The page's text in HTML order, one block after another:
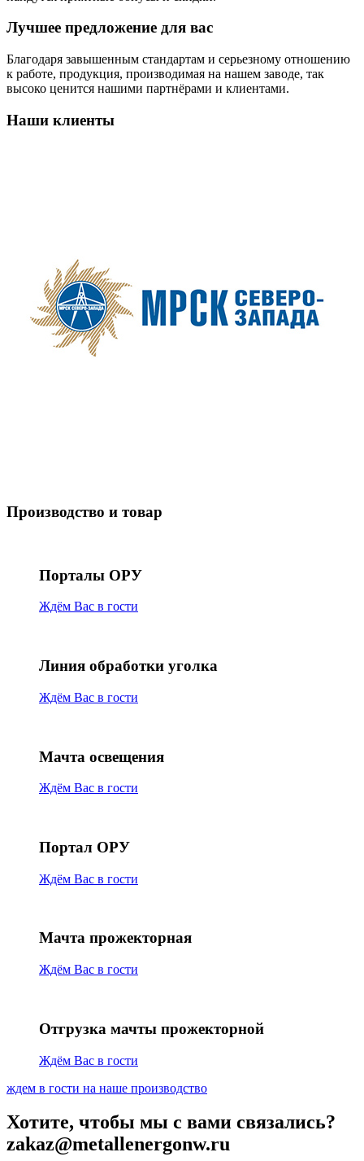
Лучшее предложение для вас
Благодаря завышенным стандартам и серьезному отношению
к работе, продукция, производимая на нашем заводе, так
высоко ценится нашими партнёрами и клиентами.
Наши клиенты
Производство и товар
Порталы ОРУ
Ждём Вас в гости
Линия обработки уголка
Ждём Вас в гости
Мачта освещения
Ждём Вас в гости
Портал ОРУ
Ждём Вас в гости
Мачта прожекторная
Ждём Вас в гости
Отгрузка мачты прожекторной
Ждём Вас в гости
ждем в гости на наше производство
Хотите, чтобы мы с вами связались?
zakaz@metallenergonw.ru